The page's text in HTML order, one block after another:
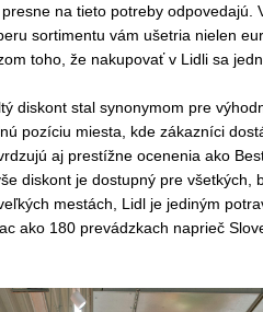
na tieto potreby odpovedajú.
sortimentu vám ušetria nielen
toho, že nakupovať v Lidli sa
diskont stal synonymom pre
pozíciu miesta, kde zákazníci
aj prestížne ocenenia ako
diskont je dostupný pre všetkých,
mestách, Lidl je jediným
ako 180 prevádzkach naprieč